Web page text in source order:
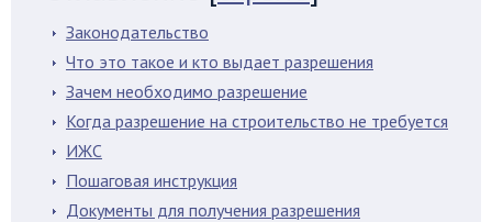
Законодательство
Что это такое и кто выдает разрешения
Зачем необходимо разрешение
Когда разрешение на строительство не требуется
ИЖС
Пошаговая инструкция
Документы для получения разрешения